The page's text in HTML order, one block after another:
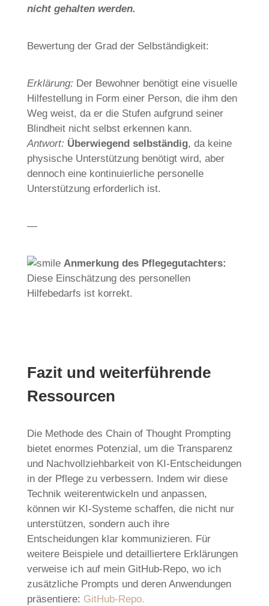
nicht gehalten werden.
Bewertung der Grad der Selbständigkeit:
Erklärung: Der Bewohner benötigt eine visuelle
Hilfestellung in Form einer Person, die ihm den
Weg weist, da er die Stufen aufgrund seiner
Blindheit nicht selbst erkennen kann.
Antwort: Überwiegend selbständig, da keine
physische Unterstützung benötigt wird, aber
dennoch eine kontinuierliche personelle
Unterstützung erforderlich ist.
—
Anmerkung des Pflegegutachters:
Diese Einschätzung des personellen
Hilfebedarfs ist korrekt.
Fazit und weiterführende
Ressourcen
Die Methode des Chain of Thought Prompting
bietet enormes Potenzial, um die Transparenz
und Nachvollziehbarkeit von KI-Entscheidungen
in der Pflege zu verbessern. Indem wir diese
Technik weiterentwickeln und anpassen,
können wir KI-Systeme schaffen, die nicht nur
unterstützen, sondern auch ihre
Entscheidungen klar kommunizieren. Für
weitere Beispiele und detailliertere Erklärungen
verweise ich auf mein GitHub-Repo, wo ich
zusätzliche Prompts und deren Anwendungen
präsentiere: GitHub-Repo.